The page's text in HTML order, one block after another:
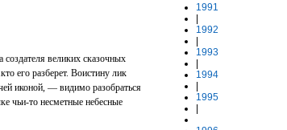
создателя великих сказочных
его разберет. Воистину лик
иконой, — видимо разобраться
чьи-то несметные небесные
1991
1992
1993
1994
1995